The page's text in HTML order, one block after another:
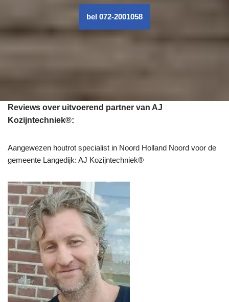
bel 072-2001058
Reviews over uitvoerend partner van AJ
Kozijntechniek®:
Aangewezen houtrot specialist in Noord Holland Noord voor de
gemeente Langedijk: AJ Kozijntechniek®